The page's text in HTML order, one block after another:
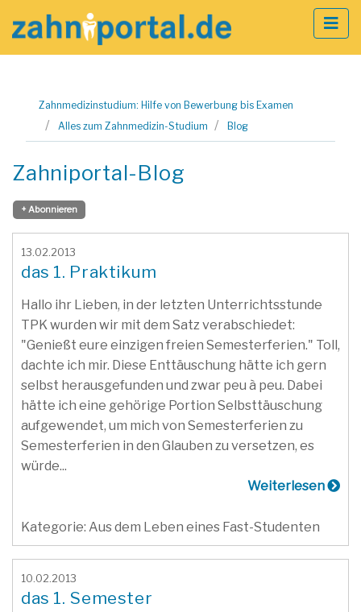
springen
Zahnmedizinstudium: Hilfe von Bewerbung bis Examen
Alles zum Zahnmedizin-Studium
Blog
Zahniportal-Blog
+ Abonnieren
13.02.2013
das 1. Praktikum
Hallo ihr Lieben, in der letzten Unterrichtsstunde
TPK wurden wir mit dem Satz verabschiedet:
"Genießt eure einzigen freien Semesterferien." Toll,
dachte ich mir. Diese Enttäuschung hätte ich gern
selbst herausgefunden und zwar peu à peu. Dabei
hätte ich eine gehörige Portion Selbsttäuschung
aufgewendet, um mich von Semesterferien zu
Semesterferien in den Glauben zu versetzen, es
würde...
Weiterlesen
Kategorie: Aus dem Leben eines Fast-Studenten
10.02.2013
das 1. Semester